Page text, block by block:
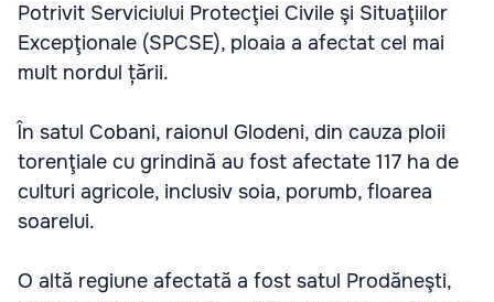
Potrivit Serviciului Protecţiei Civile şi Situaţiilor
Excepţionale (SPCSE), ploaia a afectat cel mai
mult nordul țării.
În satul Cobani, raionul Glodeni, din cauza ploii
torenţiale cu grindină au fost afectate 117 ha de
culturi agricole, inclusiv soia, porumb, floarea
soarelui.
O altă regiune afectată a fost satul Prodăneşti,